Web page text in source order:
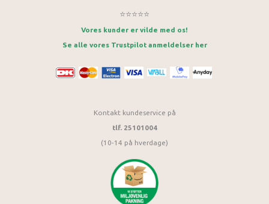
⭐⭐⭐⭐⭐
Vores kunder er vilde med os!
Se alle vores Trustpilot anmeldelser her
Kontakt kundeservice på
tlf. 25101004
(10-14 på hverdage)